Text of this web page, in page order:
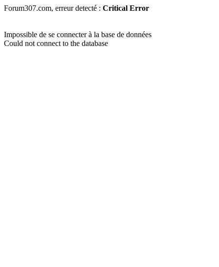
Forum307.com, erreur detecté : Critical Error
Impossible de se connecter à la base de données
Could not connect to the database